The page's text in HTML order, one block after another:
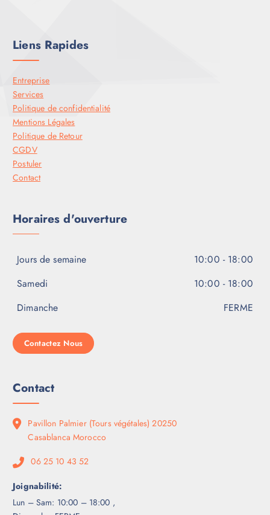
Liens Rapides
Entreprise
Services
Politique de confidentialité
Mentions Légales
Politique de Retour
CGDV
Postuler
Contact
Horaires d'ouverture
Jours de semaine
10:00 - 18:00
Samedi
10:00 - 18:00
Dimanche
FERME
Contactez Nous
Contact
Pavillon Palmier (Tours végétales) 20250
Casablanca Morocco
06 25 10 43 52
Joignabilité:
Lun – Sam: 10:00 – 18:00 ,